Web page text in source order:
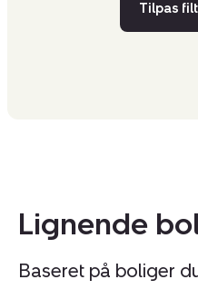
Tilpas
Lignende
Baseret på boliger